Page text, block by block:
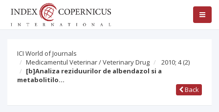
ICI World of Journals
Medicamentul Veterinar / Veterinary Drug
2010; 4(2)
[b]Analiza reziduurilor de albendazol si a
metabolitilo…
Back